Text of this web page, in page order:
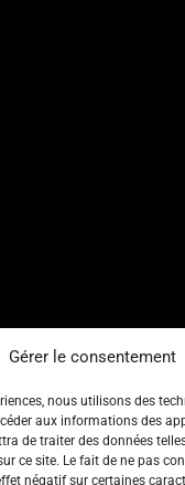
Gérer le consentement
nous utilisons des
aux informations des
de traiter des données
ce site. Le fait de ne pas
négatif sur certaines